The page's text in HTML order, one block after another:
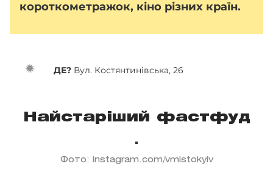
короткометражок, кіно різних країн.
ДЕ? Вул. Костянтинівська, 26
Найстаріший фастфуд
Фото: instagram.com/vmistokyiv